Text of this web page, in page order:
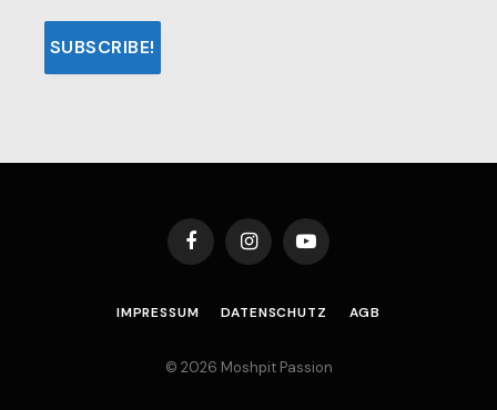
FacebookInstagramYouTube
IMPRESSUM DATENSCHUTZ AGB
© 2026 Moshpit Passion